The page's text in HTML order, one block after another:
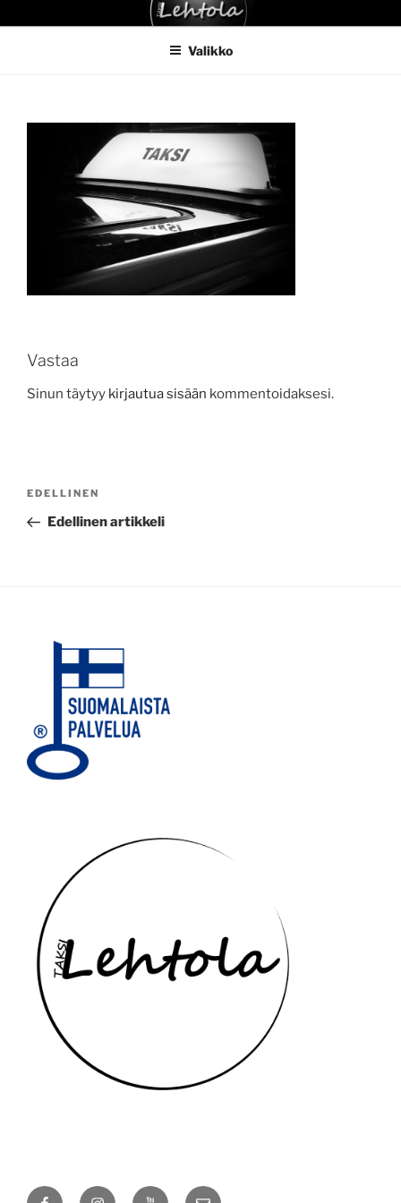
sisältöönTAKSI LEHTOLA
Valikko
Vastaa
Sinun täytyy kirjautua sisään kommentoidaksesi.
Edellinen
artikkeli
EDELLINEN
Edellinen artikkeli
FacebookInstagramYouTubeSähköposti
Näin saat meihin yhteyden: